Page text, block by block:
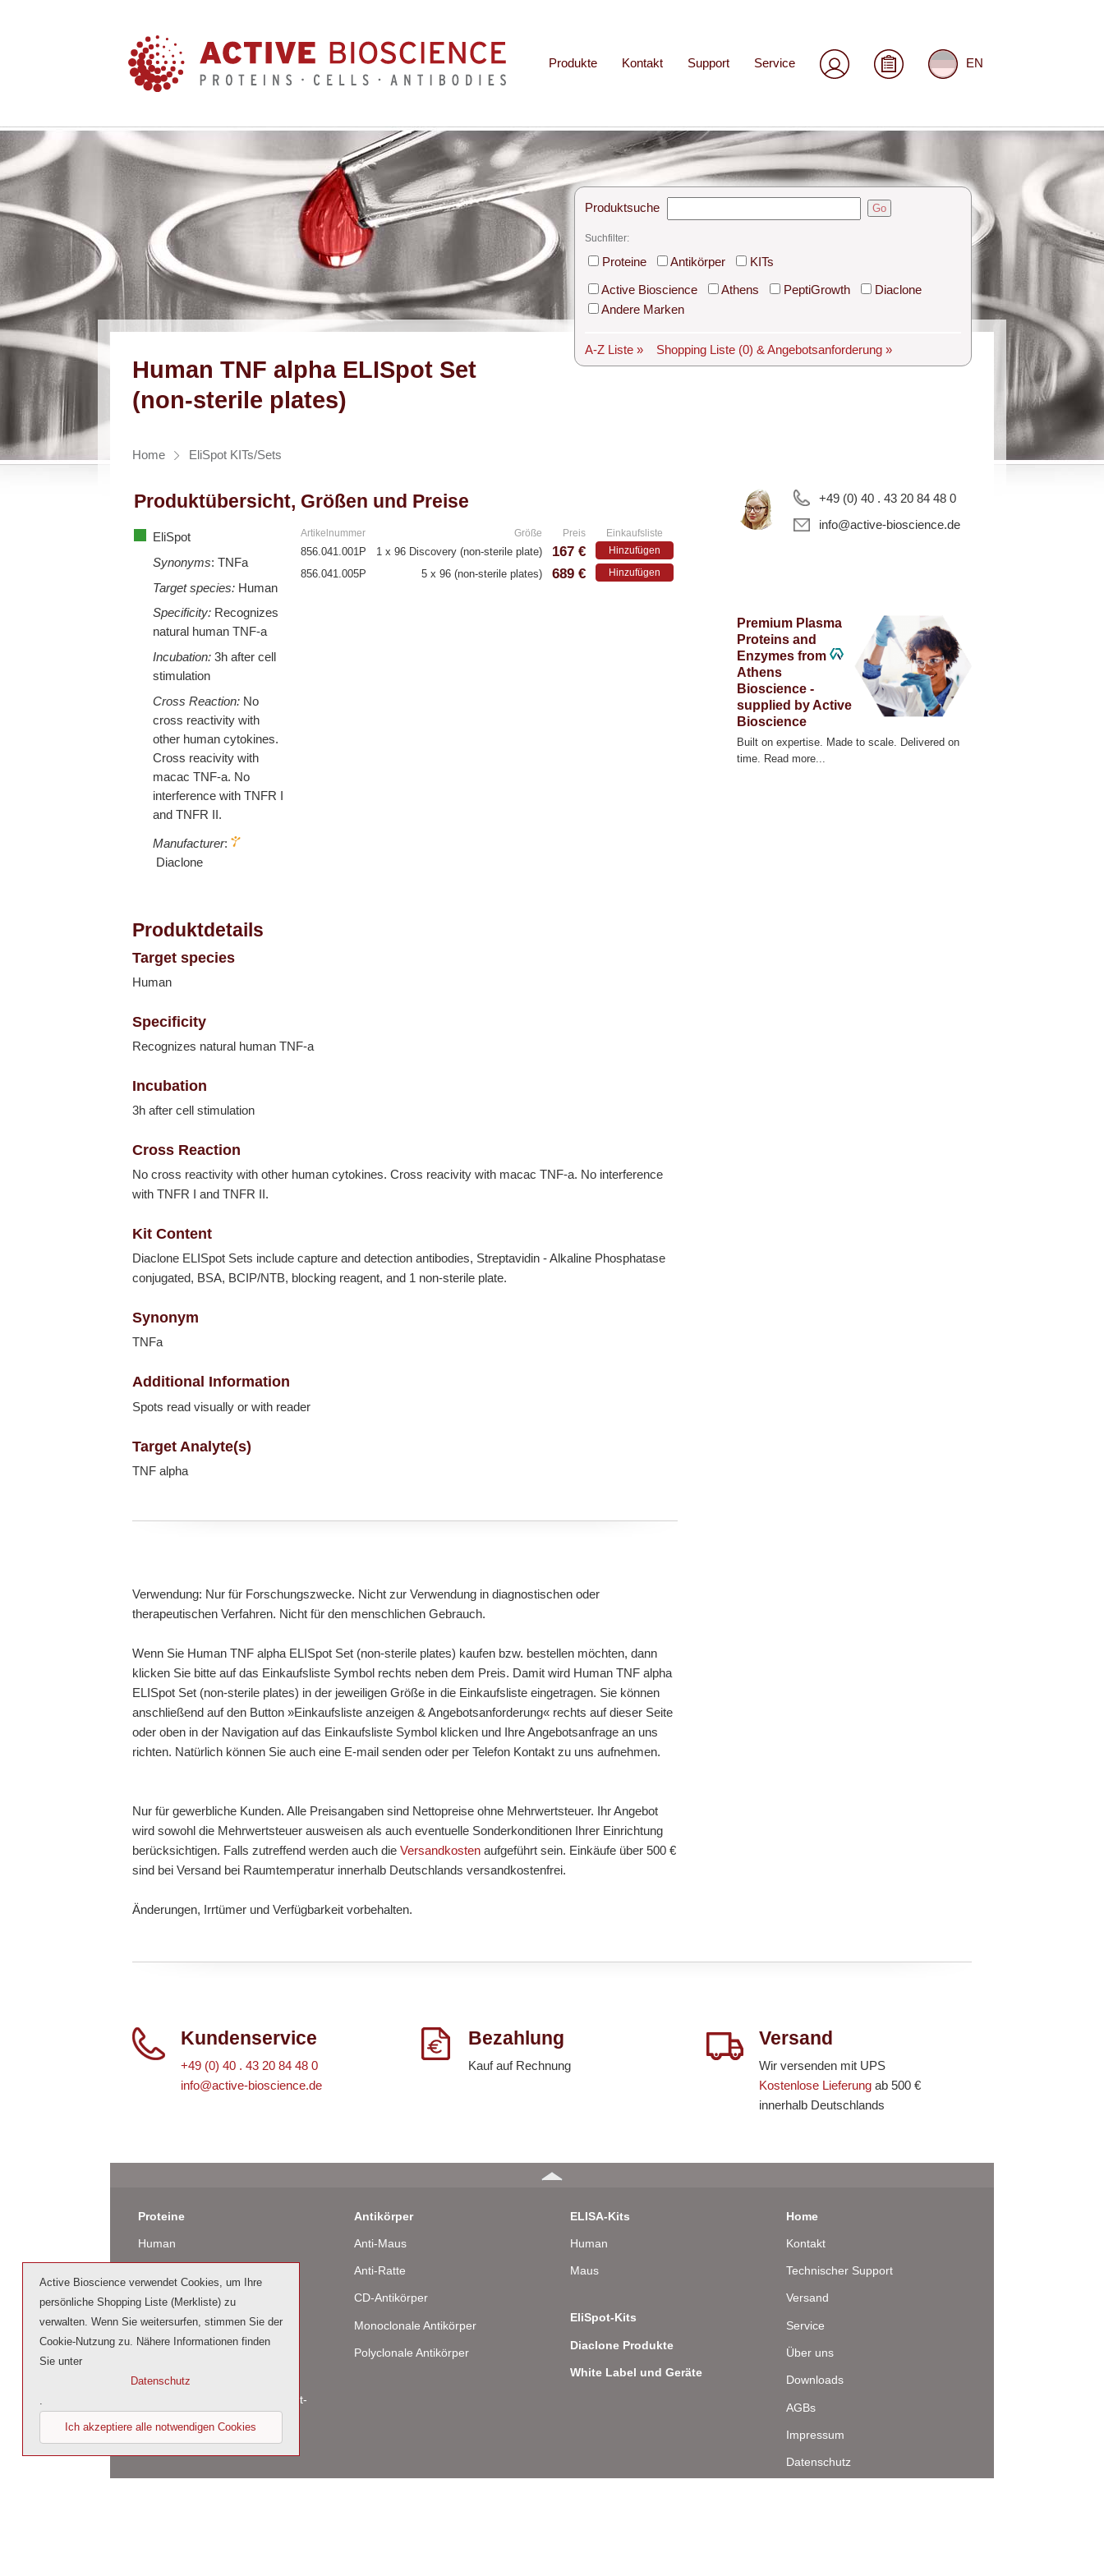
Produkte Kontakt Support Service EN
Human TNF alpha ELISpot Set
(non-sterile plates)
Produktsuche Go
Suchfilter:
Proteine Antikörper
KITs
Active Bioscience
Athens PeptiGrowth
Diaclone
Andere Marken
A-Z Liste » Shopping Liste (0) & Angebotsanforderung »
Home EliSpot KITs/Sets
+49 (0) 40 . 43 20 84 48 0
info@active-bioscience.de
Premium Plasma
Proteins and
Enzymes from
Athens
Bioscience -
supplied by Active
Bioscience
Built on expertise. Made to scale. Delivered on
time. Read more...
Produktübersicht, Größen und Preise
EliSpot
Synonyms: TNFa
Target species: Human
Specificity: Recognizes
natural human TNF-a
Incubation: 3h after cell
stimulation
Cross Reaction: No
cross reactivity with
other human cytokines.
Cross reacivity with
macac TNF-a. No
interference with TNFR I
and TNFR II.
Manufacturer:
Diaclone
Artikelnummer Größe Preis Einkaufsliste
856.041.001P 1 x 96 Discovery (non-sterile plate) 167 € Hinzufügen
856.041.005P 5 x 96 (non-sterile plates) 689 € Hinzufügen
Produktdetails
Target species
Human
Specificity
Recognizes natural human TNF-a
Incubation
3h after cell stimulation
Cross Reaction
No cross reactivity with other human cytokines. Cross reacivity with macac TNF-a. No interference
with TNFR I and TNFR II.
Kit Content
Diaclone ELISpot Sets include capture and detection antibodies, Streptavidin - Alkaline Phosphatase
conjugated, BSA, BCIP/NTB, blocking reagent, and 1 non-sterile plate.
Synonym
TNFa
Additional Information
Spots read visually or with reader
Target Analyte(s)
TNF alpha
Verwendung: Nur für Forschungszwecke. Nicht zur Verwendung in diagnostischen oder
therapeutischen Verfahren. Nicht für den menschlichen Gebrauch.
Wenn Sie Human TNF alpha ELISpot Set (non-sterile plates) kaufen bzw. bestellen möchten, dann
klicken Sie bitte auf das Einkaufsliste Symbol rechts neben dem Preis. Damit wird Human TNF alpha
ELISpot Set (non-sterile plates) in der jeweiligen Größe in die Einkaufsliste eingetragen. Sie können
anschließend auf den Button »Einkaufsliste anzeigen & Angebotsanforderung« rechts auf dieser Seite
oder oben in der Navigation auf das Einkaufsliste Symbol klicken und Ihre Angebotsanfrage an uns
richten. Natürlich können Sie auch eine E-mail senden oder per Telefon Kontakt zu uns aufnehmen.
Nur für gewerbliche Kunden. Alle Preisangaben sind Nettopreise ohne Mehrwertsteuer. Ihr Angebot
wird sowohl die Mehrwertsteuer ausweisen als auch eventuelle Sonderkonditionen Ihrer Einrichtung
berücksichtigen. Falls zutreffend werden auch dieVersandkosten aufgeführt sein. Einkäufe über 500 €
sind bei Versand bei Raumtemperatur innerhalb Deutschlands versandkostenfrei.
Änderungen, Irrtümer und Verfügbarkeit vorbehalten.
Kundenservice
+49 (0) 40 . 43 20 84 48 0
info@active-bioscience.de
Bezahlung
Kauf auf Rechnung
Versand
Wir versenden mit UPS
Kostenlose Lieferung ab 500 €
innerhalb Deutschlands
Proteine
Human
Ratte
Rind / Schaf
Cell culture tested premium (cct-
premium)
Antikörper
Anti-Maus
Anti-Ratte
CD-Antikörper
Monoclonale Antikörper
Polyclonale Antikörper
ELISA-Kits
Human
Maus
EliSpot-Kits
Diaclone Produkte
White Label und Geräte
Home
Kontakt
Technischer Support
Versand
Service
Über uns
Downloads
AGBs
Impressum
Datenschutz
Active Bioscience verwendet Cookies, um Ihre
persönliche Shopping Liste (Merkliste) zu
verwalten. Wenn Sie weitersurfen, stimmen Sie der
Cookie-Nutzung zu. Nähere Informationen finden
Sie unter
Datenschutz
Ich akzeptiere alle notwendigen Cookies